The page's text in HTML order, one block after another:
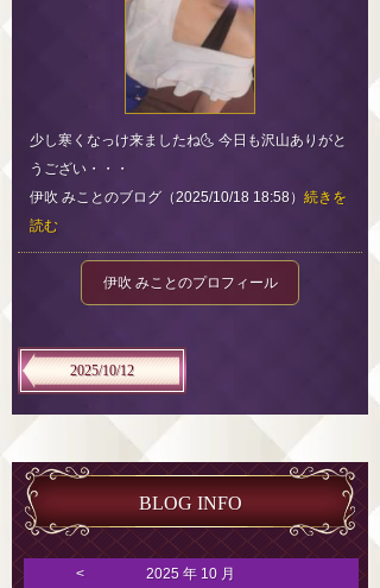
少し寒くなっけ来ましたね🌜 今日も沢山ありがと
うござい・・・
伊吹 みことのブログ（2025/10/18 18:58） 続きを
読む
伊吹 みことのプロフィール
2025/10/12
BLOG INFO
< 2025 年 10 月